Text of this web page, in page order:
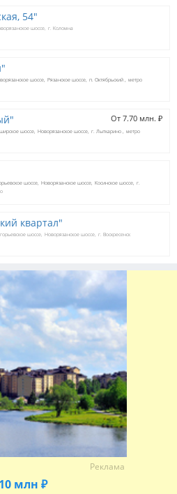
54"
шоссе г. Коломна
шоссе Рязанское шоссе п. Октябрьский
метро
От 7.70 млн. ₽
шоссе Новорязанское шоссе г. Лыткарино
метро
шоссе Новорязанское шоссе Косинское шоссе г.
квартал"
шоссе Новорязанское шоссе г. Воскресенск
Реклама
млн ₽